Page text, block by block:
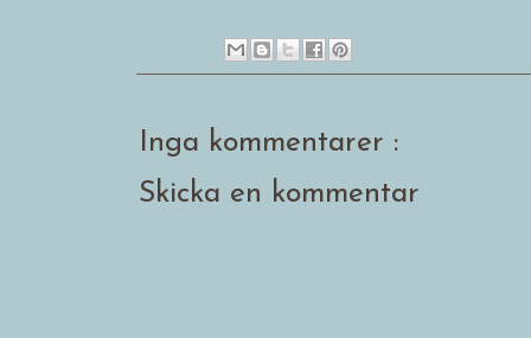
Inga kommentarer :
Skicka en kommentar